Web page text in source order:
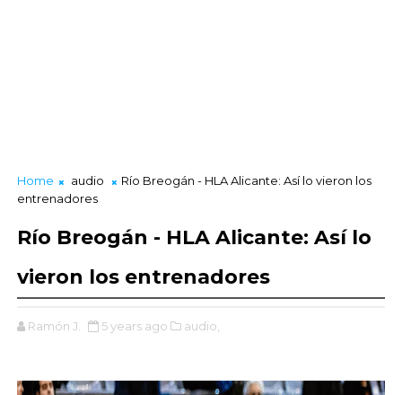
Home audio
Río Breogán - HLA Alicante: Así lo vieron los
entrenadores
Río Breogán - HLA Alicante: Así lo
vieron los entrenadores
Ramón J. 5 years ago audio,